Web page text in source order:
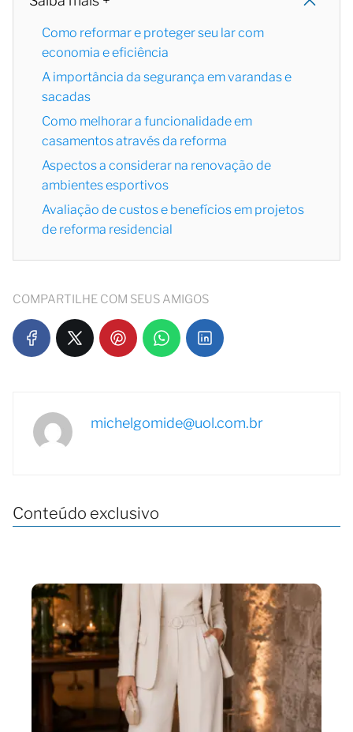
Como reformar e proteger seu lar com
economia e eficiência
A importância da segurança em varandas e
sacadas
Como melhorar a funcionalidade em
casamentos através da reforma
Aspectos a considerar na renovação de
ambientes esportivos
Avaliação de custos e benefícios em projetos
de reforma residencial
COMPARTILHE COM SEUS AMIGOS
michelgomide@uol.com.br
Conteúdo exclusivo